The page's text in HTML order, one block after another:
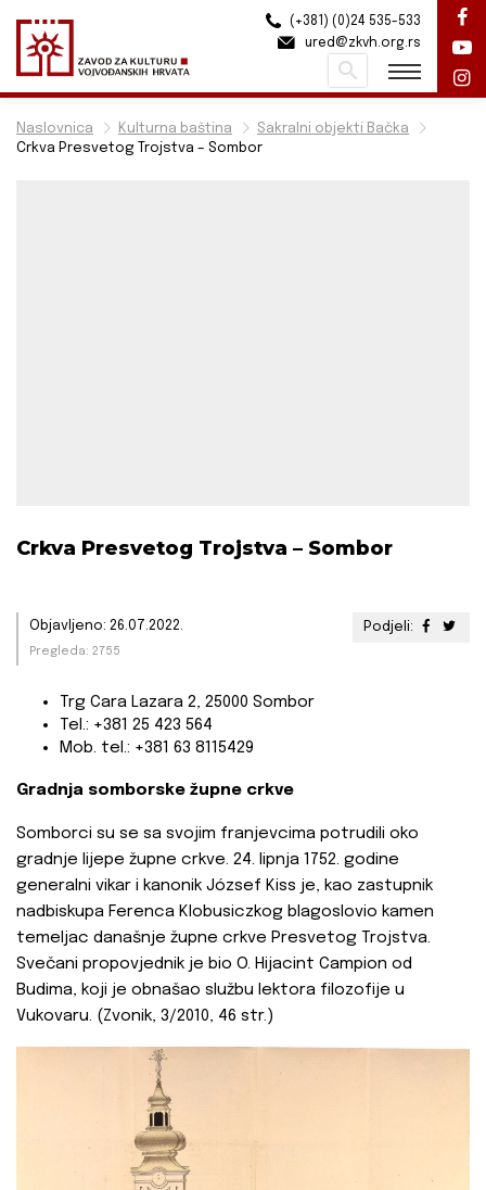
Naslovnica Kulturna baština
Sakralni objekti Bačka
Crkva Presvetog Trojstva – Sombor
Crkva Presvetog Trojstva – Sombor
Podjeli:
Objavljeno: 26.07.2022.
Pregleda: 2755
Trg Cara Lazara 2, 25000 Sombor
Tel.: +381 25 423 564
Mob. tel.: +381 63 8115429
Gradnja somborske župne crkve
Somborci su se sa svojim franjevcima potrudili oko
gradnje lijepe župne crkve. 24. lipnja 1752. godine
generalni vikar i kanonik József Kiss je, kao zastupnik
nadbiskupa Ferenca Klobusiczkog blagoslovio kamen
temeljac današnje župne crkve Presvetog Trojstva.
Svečani propovjednik je bio O. Hijacint Campion od
Budima, koji je obnašao službu lektora filozofije u
Vukovaru. (Zvonik, 3/2010, 46 str.)
(+381) (0)24 535-533
ured@zkvh.org.rs
Pretraži